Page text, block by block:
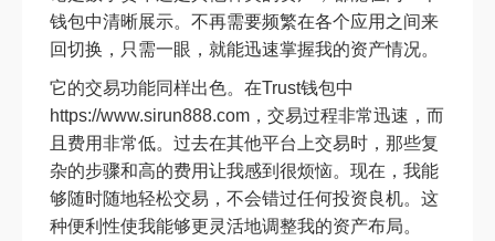
钱包中清晰展示。不再需要频繁在各个应用之间来
回切换，只需一眼，就能迅速掌握我的资产情况。
它的交易功能同样出色。在Trust钱包中
https://www.sirun888.com，交易过程非常迅速，而
且费用非常低。过去在其他平台上交易时，那些复
杂的步骤和高的费用让我感到很烦恼。现在，我能
够随时随地轻松交易，不会错过任何投资良机。这
种便利性使我能够更灵活地调整我的资产布局。